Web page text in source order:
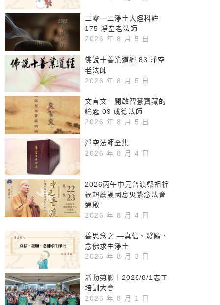
二零一二淨土大經科註
175 淨空老法師
2026 年 8 月 5 日
佛說十善業道經 83 淨空
老法師
2026 年 8 月 5 日
文言文—開啟智慧寶藏的
鑰匙 09 成德法師
2026 年 8 月 5 日
淨空法師全集
2026 年 8 月 4 日
2026丙午中元普渡祭祖祈
福超薦護國息災繫念法會
通啟
2026 年 8 月 4 日
善思念之 —真信、發願、
念佛求生淨土
2026 年 8 月 3 日
活動剪影｜2026/8/1志工
培訓大會
2026 年 8 月 1 日